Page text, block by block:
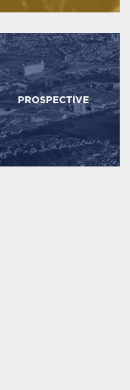
PROSPECTIVE